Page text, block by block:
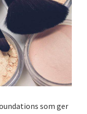
som ger